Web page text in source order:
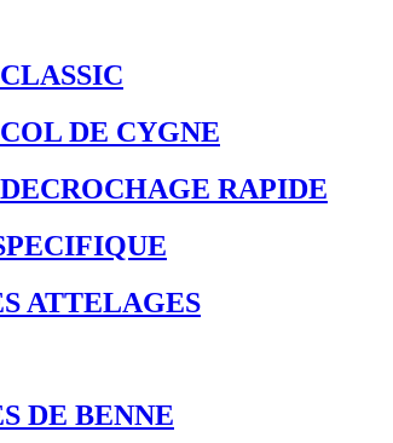
DE CYGNE
RAPIDE
ATTELAGES
DE BENNE